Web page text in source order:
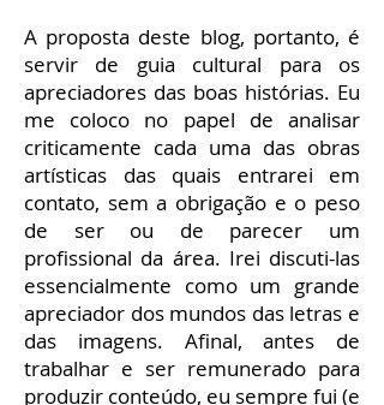
A proposta deste blog, portanto, é
servir de guia cultural para os
apreciadores das boas histórias. Eu
me coloco no papel de analisar
criticamente cada uma das obras
artísticas das quais entrarei em
contato, sem a obrigação e o peso
de ser ou de parecer um
profissional da área. Irei discuti-las
essencialmente como um grande
apreciador dos mundos das letras e
das imagens. Afinal, antes de
trabalhar e ser remunerado para
produzir conteúdo, eu sempre fui (e